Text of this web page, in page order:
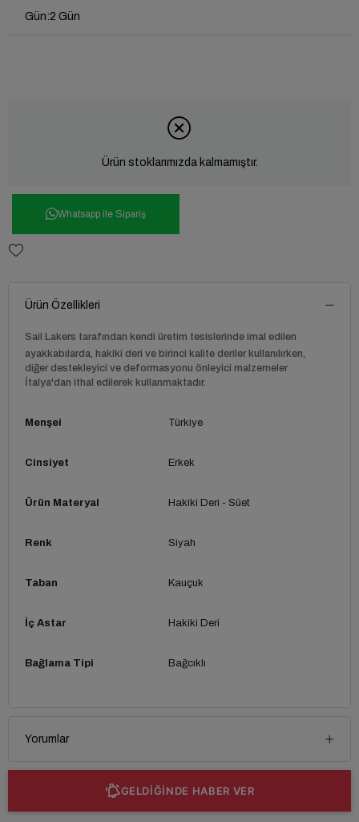
Gün:2 Gün
Ürün stoklarımızda kalmamıştır.
Whatsapp ile Sipariş
Ürün Özellikleri
Sail Lakers tarafından kendi üretim tesislerinde imal edilen
ayakkabılarda, hakiki deri ve birinci kalite deriler kullanılırken,
diğer destekleyici ve deformasyonu önleyici malzemeler
İtalya'dan ithal edilerek kullanmaktadır.
Menşei Türkiye
Cinsiyet Erkek
Ürün Materyal Hakiki Deri - Süet
Renk Siyah
Taban Kauçuk
İç Astar Hakiki Deri
Bağlama Tipi Bağcıklı
Yorumlar
GELDİĞİNDE HABER VER